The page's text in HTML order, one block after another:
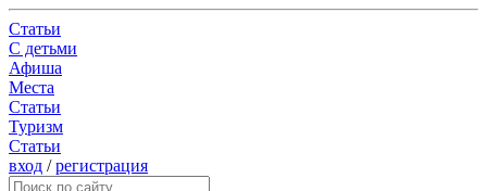
Статьи
С детьми
Афиша
Места
Статьи
Туризм
Статьи
вход /регистрация